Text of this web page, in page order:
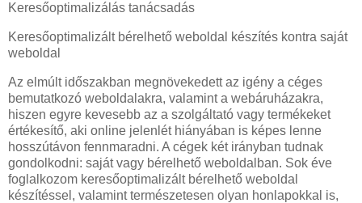
Keresőoptimalizálás tanácsadás
Keresőoptimalizált bérelhető weboldal készítés kontra saját
weboldal
Az elmúlt időszakban megnövekedett az igény a céges
bemutatkozó weboldalakra, valamint a webáruházakra,
hiszen egyre kevesebb az a szolgáltató vagy termékeket
értékesítő, aki online jelenlét hiányában is képes lenne
hosszútávon fennmaradni. A cégek két irányban tudnak
gondolkodni: saját vagy bérelhető weboldalban. Sok éve
foglalkozom keresőoptimalizált bérelhető weboldal
készítéssel, valamint természetesen olyan honlapokkal is,